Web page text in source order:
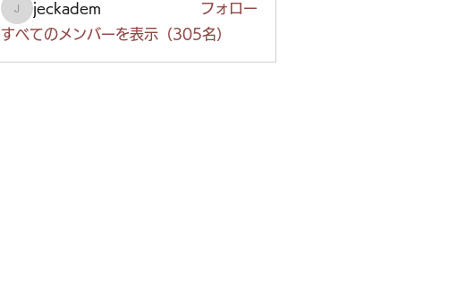
jeckadem
jeckadem
フォロー
すべてのメンバーを表示（305名）